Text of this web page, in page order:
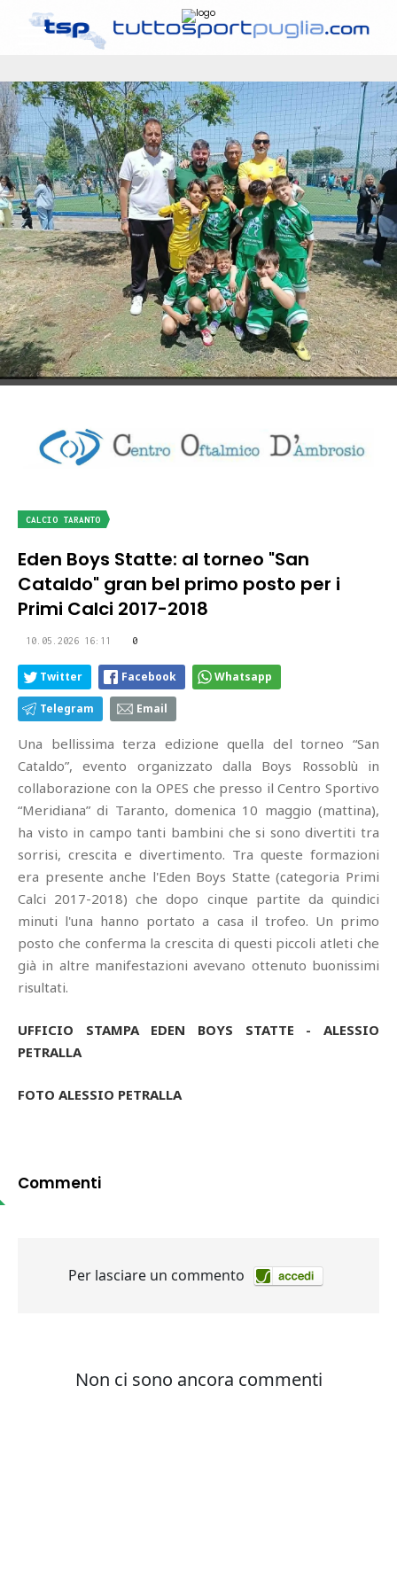
CALCIO TARANTO
Eden Boys Statte: al torneo "San
Cataldo" gran bel primo posto per i
Primi Calci 2017-2018
10.05.2026 16:11 0
Twitter Facebook Whatsapp
Telegram Email
Una bellissima terza edizione quella del torneo “San
Cataldo”, evento organizzato dalla Boys Rossoblù in
collaborazione con la OPES che presso il Centro Sportivo
“Meridiana” di Taranto, domenica 10 maggio (mattina),
ha visto in campo tanti bambini che si sono divertiti tra
sorrisi, crescita e divertimento. Tra queste formazioni
era presente anche l'Eden Boys Statte (categoria Primi
Calci 2017-2018) che dopo cinque partite da quindici
minuti l'una hanno portato a casa il trofeo. Un primo
posto che conferma la crescita di questi piccoli atleti che
già in altre manifestazioni avevano ottenuto buonissimi
risultati.
UFFICIO STAMPA EDEN BOYS STATTE - ALESSIO
PETRALLA
FOTO ALESSIO PETRALLA
Commenti